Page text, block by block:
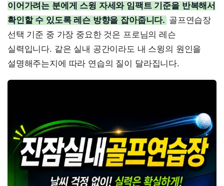
이어가려는 분에게 스윙 자세와 임팩트 기준을 반복해서
확인할 수 있도록 레슨 방향을 잡아줍니다. 골프연습장
선택 기준 중 가장 중요한 것은 프로님의 레슨
실력입니다. 같은 실내 공간이라도 내 스윙의 원인을
설명해주는지에 따라 연습의 질이 달라집니다.